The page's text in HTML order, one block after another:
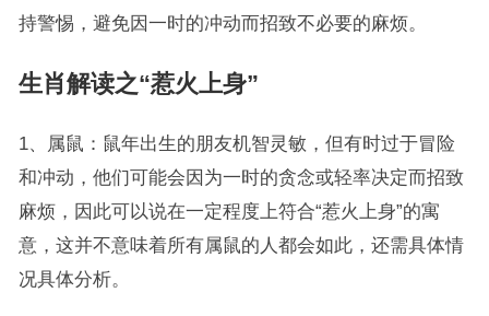
持警惕，避免因一时的冲动而招致不必要的麻烦。
生肖解读之“惹火上身”
1、属鼠：鼠年出生的朋友机智灵敏，但有时过于冒险
和冲动，他们可能会因为一时的贪念或轻率决定而招致
麻烦，因此可以说在一定程度上符合“惹火上身”的寓
意，这并不意味着所有属鼠的人都会如此，还需具体情
况具体分析。